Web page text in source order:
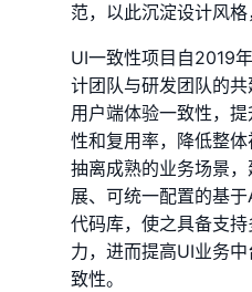
范，以此沉淀设计风格
UI一致性项目自2019
计团队与研发团队的
用户端体验一致性，
性和复用率，降低整
抽离成熟的业务场景
展、可统一配置的基
代码库，使之具备支
力，进而提高UI业务
致性。